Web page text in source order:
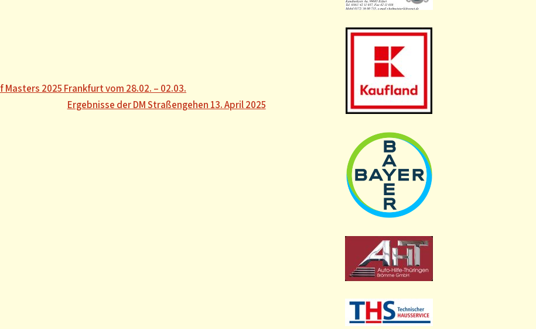
2025 Frankfurt vom 28.02. – 02.03.
Ergebnisse der DM Straßengehen 13. April 2025